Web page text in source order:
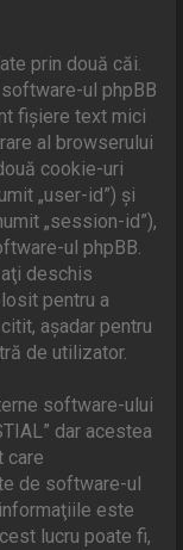
prin două căi.
software-ul phpBB
fişiere text mici
al browserului
cookie-uri
„user-id”) şi
„session-id”),
ul phpBB.
deschis
pentru a
aşadar pentru
de utilizator.
software-ului
dar acestea
care
de software-ul
este
lucru poate fi,